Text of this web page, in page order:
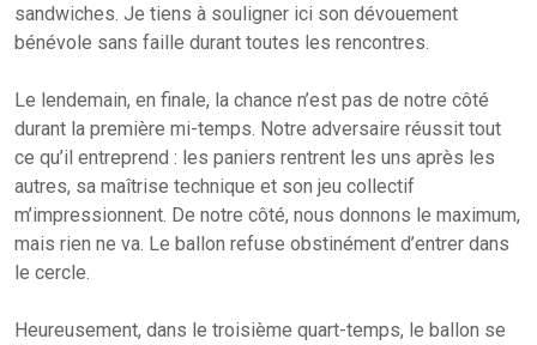
sandwiches. Je tiens à souligner ici son dévouement
bénévole sans faille durant toutes les rencontres.
Le lendemain, en finale, la chance n’est pas de notre côté
durant la première mi-temps. Notre adversaire réussit tout
ce qu’il entreprend : les paniers rentrent les uns après les
autres, sa maîtrise technique et son jeu collectif
m’impressionnent. De notre côté, nous donnons le maximum,
mais rien ne va. Le ballon refuse obstinément d’entrer dans
le cercle.
Heureusement, dans le troisième quart-temps, le ballon se